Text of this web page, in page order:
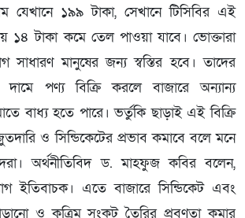
যেখানে ১৯৯ টাকা, সেখানে টিসিবির এই
১৪ টাকা কমে তেল পাওয়া যাবে। ভোক্তারা
মানুষের জন্য স্বস্তির হবে। তাদের
পণ্য বিক্রি করলে বাজারে অন্যান্য
বাধ্য হতে পারে। ভর্তুকি ছাড়াই এই বিক্রি
ও সিন্ডিকেটের প্রভাব কমাবে বলে মনে
অর্থনীতিবিদ ড. মাহফুজ কবির বলেন,
ইতিবাচক। এতে বাজারে সিন্ডিকেট এবং
ও কৃত্রিম সংকট তৈরির প্রবণতা কমার